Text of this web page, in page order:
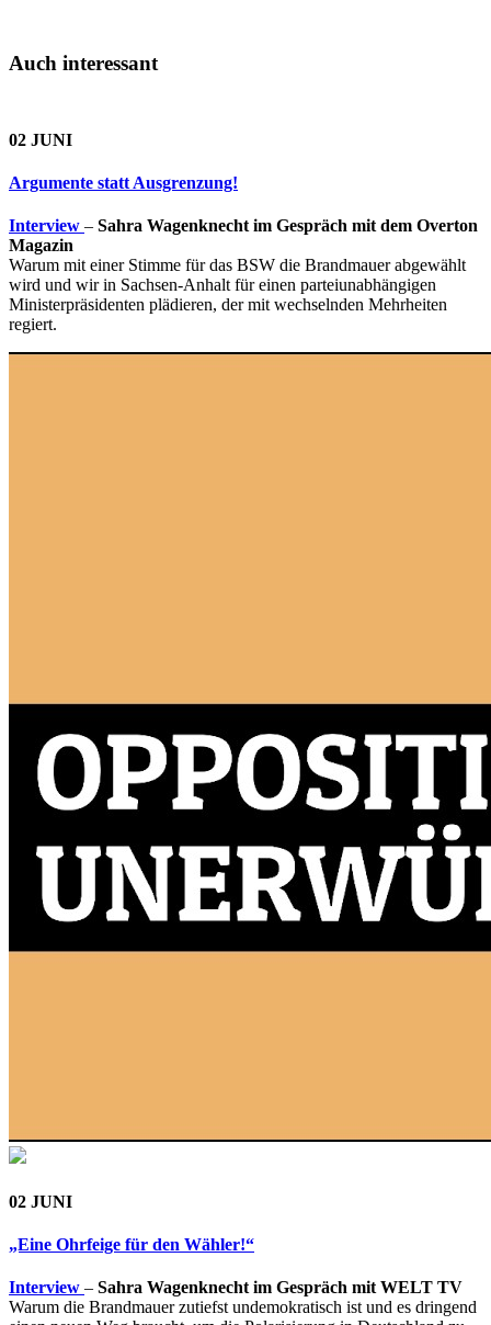
Auch interessant
02 JUNI
Argumente statt Ausgrenzung!
Interview – Sahra Wagenknecht im Gespräch mit dem Overton
Magazin
Warum mit einer Stimme für das BSW die Brandmauer abgewählt
wird und wir in Sachsen-Anhalt für einen parteiunabhängigen
Ministerpräsidenten plädieren, der mit wechselnden Mehrheiten
regiert.
02 JUNI
„Eine Ohrfeige für den Wähler!“
Interview – Sahra Wagenknecht im Gespräch mit WELT TV
Warum die Brandmauer zutiefst undemokratisch ist und es dringend